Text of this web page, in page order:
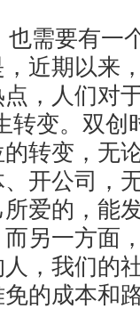
需要有一
近期以来
，人们对
转变。双创
转变，无
开公司，
爱的，能
另一方面
，我们的
的成本和